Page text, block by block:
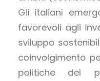
Gli italiani
favorevoli agli
sviluppo
coinvolgimento
politiche del